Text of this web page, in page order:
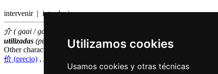
Utilizamos cookies
Usamos cookies y otras técnicas
intervenir | introducir
介 ( gaai / gaai3 ) hace parte de las
utilizadas (puesto número967entre los caracteres individuales
Other characters that are pronouncedgaai3 in Cantonese
价 (precio) , 戒 (abstenerse de algo)